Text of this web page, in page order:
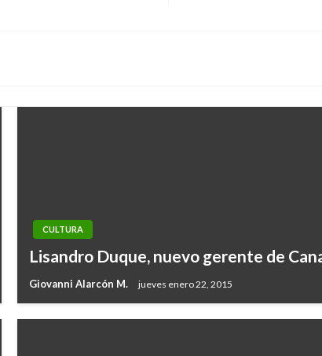
CULTURA
Lisandro Duque, nuevo gerente de
Giovanni Alarcón M. jueves enero 22, 2015